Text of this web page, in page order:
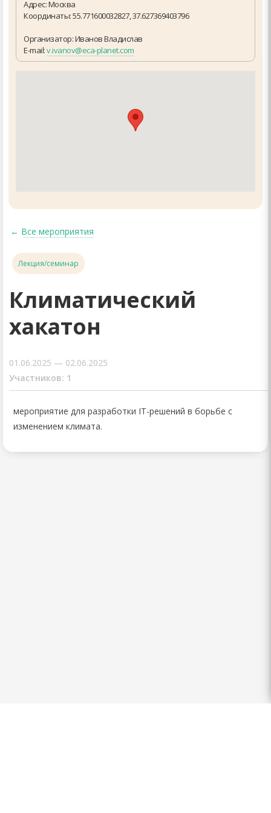
← Все мероприятия
Лекция/семинар
Климатический
хакатон
01.06.2025 — 02.06.2025
Участников: 1
мероприятие для разработки IT-решений в борьбе с
изменением климата.
Адрес: Москва
Координаты: 55.771600032827, 37.627369403796
Организатор: Иванов Владислав
E-mail:v.ivanov@eca-planet.com